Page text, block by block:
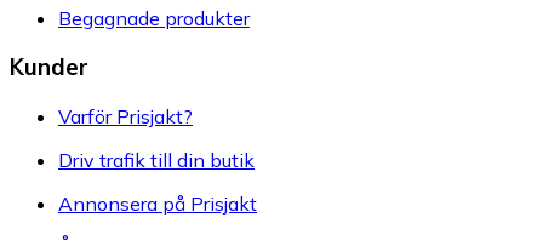
Begagnade produkter
Kunder
Varför Prisjakt?
Driv trafik till din butik
Annonsera på Prisjakt